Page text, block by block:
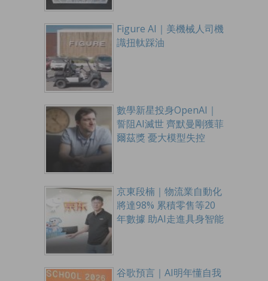
Figure AI｜美機械人司機
識扭軚踩油
數學新星投身OpenAI｜
誓阻AI滅世 齊默曼剛獲菲
爾茲獎 憂大模型失控
京東段楠｜物流業自動化
將達98% 累積零售等20
年數據 助AI走進具身智能
谷歌預言｜AI明年懂自我